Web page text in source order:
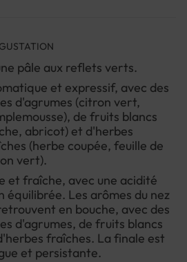
pâle aux reflets verts.
et expressif, avec des
d'agrumes (citron vert,
de fruits blancs
abricot) et d'herbes
(herbe coupée, feuille de
vert).
et fraîche, avec une acidité
équilibrée. Les arômes du nez
en bouche, avec des
d'agrumes, de fruits blancs
fraîches. La finale est
et persistante.